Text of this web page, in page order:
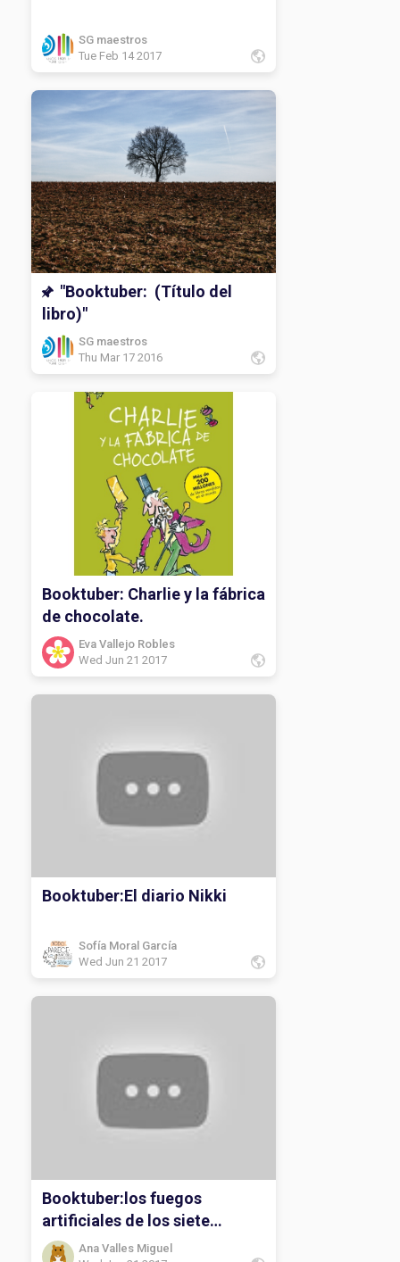
SG maestros
Tue Feb 14 2017
"Booktuber: (Título del
libro)"
SG maestros
Thu Mar 17 2016
Booktuber: Charlie y la fábrica
de chocolate.
Eva Vallejo Robles
Wed Jun 21 2017
Booktuber:El diario Nikki
Sofía Moral García
Wed Jun 21 2017
Booktuber:los fuegos
artificiales de los siete
secretosAna Valles Miguel